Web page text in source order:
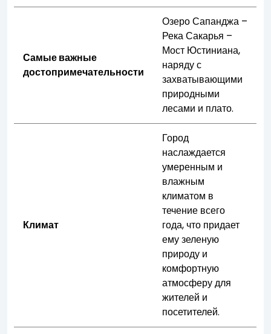
Самые важные
достопримечательности
Озеро Сапанджа –
Река Сакарья –
Мост Юстиниана,
наряду с
захватывающими
природными
лесами и плато.
Климат
Город
наслаждается
умеренным и
влажным
климатом в
течение всего
года, что придает
ему зеленую
природу и
комфортную
атмосферу для
жителей и
посетителей.